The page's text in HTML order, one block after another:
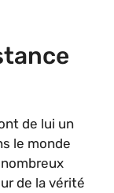
de lui un
le monde
de la vérité